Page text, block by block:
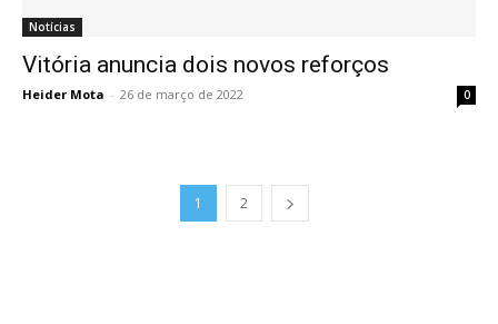
Notícias
Vitória anuncia dois novos reforços
Heider Mota - 26 de março de 2022 0
1 2